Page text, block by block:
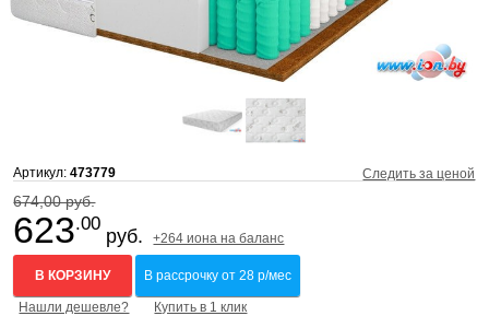
Артикул:473779 Следить за ценой
674,00 руб.
623.00
руб. +264 иона на баланс
В КОРЗИНУ В рассрочку от 28 р/мес
Нашли дешевле? Купить в 1 клик